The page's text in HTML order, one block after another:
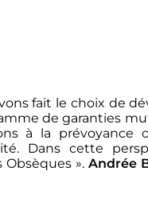
fait le choix de
de garanties
à la prévoyance
Dans cette
Obsèques ». Andrée